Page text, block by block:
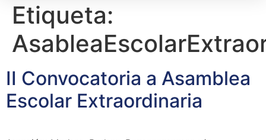
Etiqueta:
II Convocatoria a Asamblea
Escolar Extraordinaria